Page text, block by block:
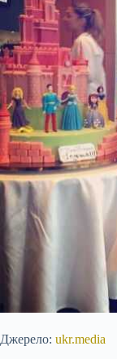
Джерело: ukr.media